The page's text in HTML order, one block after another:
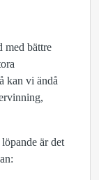
med bättre
kan vi ändå
är det